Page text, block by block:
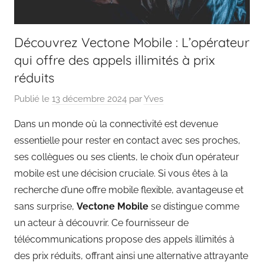
Découvrez Vectone Mobile : L’opérateur
qui offre des appels illimités à prix
réduits
Publié le 13 décembre 2024 parYves
Dans un monde où la connectivité est devenue
essentielle pour rester en contact avec ses proches,
ses collègues ou ses clients, le choix d’un opérateur
mobile est une décision cruciale. Si vous êtes à la
recherche d’une offre mobile flexible, avantageuse et
sans surprise, Vectone Mobile se distingue comme
un acteur à découvrir. Ce fournisseur de
télécommunications propose des appels illimités à
des prix réduits, offrant ainsi une alternative attrayante